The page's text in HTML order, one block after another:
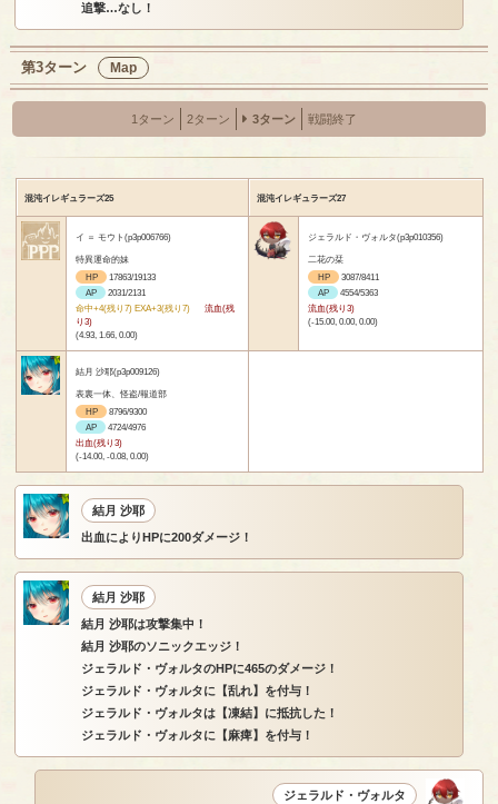
追撃…なし！
第3ターン Map
1ターン 2ターン 3ターン 戦闘終了
混沌イレギュラーズ25 混沌イレギュラーズ27
イ ＝ モウト(p3p006766)
特異運命的妹
HP
17863/19133
AP
2031/2131
命中+4(残り7) EXA+3(残り7)
流血(残
り3)
(4.93, 1.66, 0.00)
ジェラルド・ヴォルタ(p3p010356)
二花の栞
HP
3087/8411
AP
4554/5363
流血(残り3)
(-15.00, 0.00, 0.00)
結月 沙耶(p3p009126)
表裏一体、怪盗/報道部
HP
8796/9300
AP
4724/4976
出血(残り3)
(-14.00, -0.08, 0.00)
結月 沙耶
出血によりHPに200ダメージ！
結月 沙耶
結月 沙耶は攻撃集中！
結月 沙耶のソニックエッジ！
ジェラルド・ヴォルタのHPに465のダメージ！
ジェラルド・ヴォルタに【乱れ】を付与！
ジェラルド・ヴォルタは【凍結】に抵抗した！
ジェラルド・ヴォルタに【麻痺】を付与！
ジェラルド・ヴォルタ